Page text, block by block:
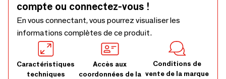
compte ou connectez-vous !
En vous connectant, vous pourrez visualiser les
informations complètes de ce produit.
Caractéristiques
techniques
Accès aux
coordonnées de la
Conditions de
vente de la marque